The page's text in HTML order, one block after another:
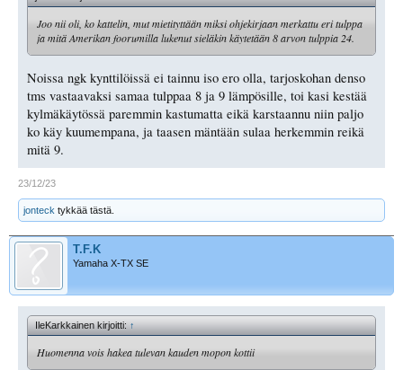
Joo nii oli, ko kattelin, mut mietityttään miksi ohjekirjaan merkattu eri tulppa
ja mitä Amerikan foorumilla lukenut sieläkin käytetään 8 arvon tulppia 24.
Noissa ngk kynttilöissä ei tainnu iso ero olla, tarjoskohan denso
tms vastaavaksi samaa tulppaa 8 ja 9 lämpösille, toi kasi kestää
kylmäkäytössä paremmin kastumatta eikä karstaannu niin paljo
ko käy kuumempana, ja taasen mäntään sulaa herkemmin reikä
mitä 9.
23/12/23
jonteck tykkää tästä.
T.F.K
Yamaha X-TX SE
IleKarkkainen kirjoitti:↑
Huomenna vois hakea tulevan kauden mopon kottii